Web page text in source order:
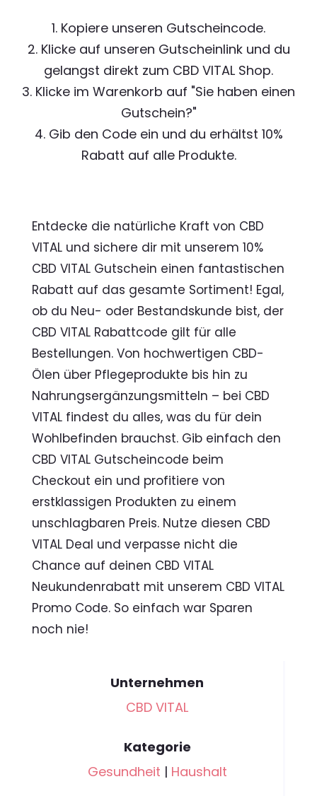
1. Kopiere unseren Gutscheincode.
2. Klicke auf unseren Gutscheinlink und du
gelangst direkt zum CBD VITAL Shop.
3. Klicke im Warenkorb auf "Sie haben einen
Gutschein?"
4. Gib den Code ein und du erhältst 10%
Rabatt auf alle Produkte.
Entdecke die natürliche Kraft von CBD
VITAL und sichere dir mit unserem 10%
CBD VITAL Gutschein einen fantastischen
Rabatt auf das gesamte Sortiment! Egal,
ob du Neu- oder Bestandskunde bist, der
CBD VITAL Rabattcode gilt für alle
Bestellungen. Von hochwertigen CBD-
Ölen über Pflegeprodukte bis hin zu
Nahrungsergänzungsmitteln – bei CBD
VITAL findest du alles, was du für dein
Wohlbefinden brauchst. Gib einfach den
CBD VITAL Gutscheincode beim
Checkout ein und profitiere von
erstklassigen Produkten zu einem
unschlagbaren Preis. Nutze diesen CBD
VITAL Deal und verpasse nicht die
Chance auf deinen CBD VITAL
Neukundenrabatt mit unserem CBD VITAL
Promo Code. So einfach war Sparen
noch nie!
Unternehmen
CBD VITAL
Kategorie
Gesundheit | Haushalt